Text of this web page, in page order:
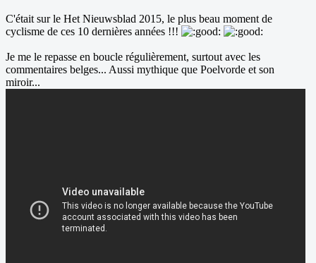
C'était sur le Het Nieuwsblad 2015, le plus beau moment de
cyclisme de ces 10 dernières années !!!
Je me le repasse en boucle régulièrement, surtout avec les
commentaires belges... Aussi mythique que Poelvorde et son
miroir...